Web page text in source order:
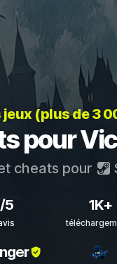
jeux (plus de 3
pour
cheats pour
5 1K+